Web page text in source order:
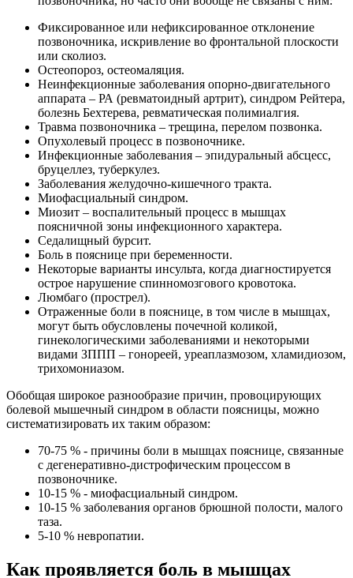
Фиксированное или нефиксированное отклонение
позвоночника, искривление во фронтальной плоскости
или сколиоз.
Остеопороз, остеомаляция.
Неинфекционные заболевания опорно-двигательного
аппарата – РА (ревматоидный артрит), синдром Рейтера,
болезнь Бехтерева, ревматическая полимиалгия.
Травма позвоночника – трещина, перелом позвонка.
Опухолевый процесс в позвоночнике.
Инфекционные заболевания – эпидуральный абсцесс,
бруцеллез, туберкулез.
Заболевания желудочно-кишечного тракта.
Миофасциальный синдром.
Миозит – воспалительный процесс в мышцах
поясничной зоны инфекционного характера.
Седалищный бурсит.
Боль в пояснице при беременности.
Некоторые варианты инсульта, когда диагностируется
острое нарушение спинномозгового кровотока.
Люмбаго (прострел).
Отраженные боли в пояснице, в том числе в мышцах,
могут быть обусловлены почечной коликой,
гинекологическими заболеваниями и некоторыми
видами ЗППП – гонореей, уреаплазмозом, хламидиозом,
трихомониазом.
Обобщая широкое разнообразие причин, провоцирующих
болевой мышечный синдром в области поясницы, можно
систематизировать их таким образом:
70-75 % - причины боли в мышцах пояснице, связанные
с дегенеративно-дистрофическим процессом в
позвоночнике.
10-15 % - миофасциальный синдром.
10-15 % заболевания органов брюшной полости, малого
таза.
5-10 % невропатии.
Как проявляется боль в мышцах